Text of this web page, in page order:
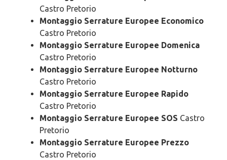
Castro Pretorio
Montaggio Serrature Europee Economico
Castro Pretorio
Montaggio Serrature Europee Domenica
Castro Pretorio
Montaggio Serrature Europee Notturno
Castro Pretorio
Montaggio Serrature Europee Rapido
Castro Pretorio
Montaggio Serrature Europee SOS Castro
Pretorio
Montaggio Serrature Europee Prezzo
Castro Pretorio